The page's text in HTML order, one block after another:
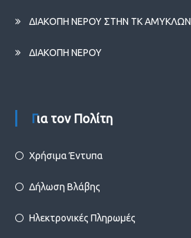
ΔΙΑΚΟΠΗ ΝΕΡΟΥ ΣΤΗΝ ΤΚ ΑΜΥΚΛΩΝ
ΔΙΑΚΟΠΗ ΝΕΡΟΥ
Για τον Πολίτη
Χρήσιμα Έντυπα
Δήλωση Βλάβης
Ηλεκτρονικές Πληρωμές